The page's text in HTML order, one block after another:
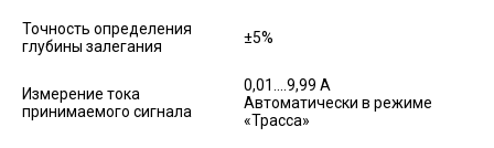
Точность определения
глубины залегания
±5%
Измерение тока
принимаемого сигнала
0,01....9,99 А
Автоматически в режиме
«Трасса»